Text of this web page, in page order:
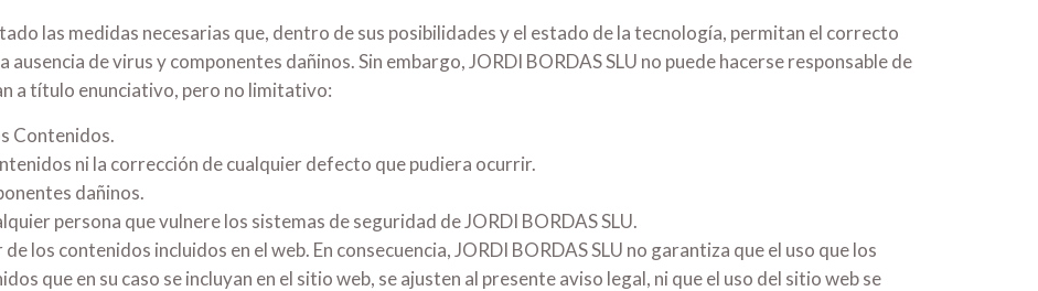
las medidas necesarias que, dentro de sus posibilidades y el estado de la tecnología, permitan el correcto
de virus y componentes dañinos. Sin embargo, JORDI BORDAS SLU no puede hacerse responsable de
a título enunciativo, pero no limitativo:
Contenidos.
ni la corrección de cualquier defecto que pudiera ocurrir.
dañinos.
persona que vulnere los sistemas de seguridad de JORDI BORDAS SLU.
los contenidos incluidos en el web. En consecuencia, JORDI BORDAS SLU no garantiza que el uso que los
que en su caso se incluyan en el sitio web, se ajusten al presente aviso legal, ni que el uso del sitio web se